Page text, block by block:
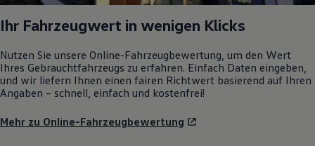
Ihr Fahrzeugwert in wenigen Klicks
Nutzen Sie unsere Online-Fahrzeugbewertung, um den Wert
Ihres Gebrauchtfahrzeugs zu erfahren. Einfach Daten eingeben,
und wir liefern Ihnen einen fairen Richtwert basierend auf Ihren
Angaben – schnell, einfach und kostenfrei!
Mehr zu Online-Fahrzeugbewertung